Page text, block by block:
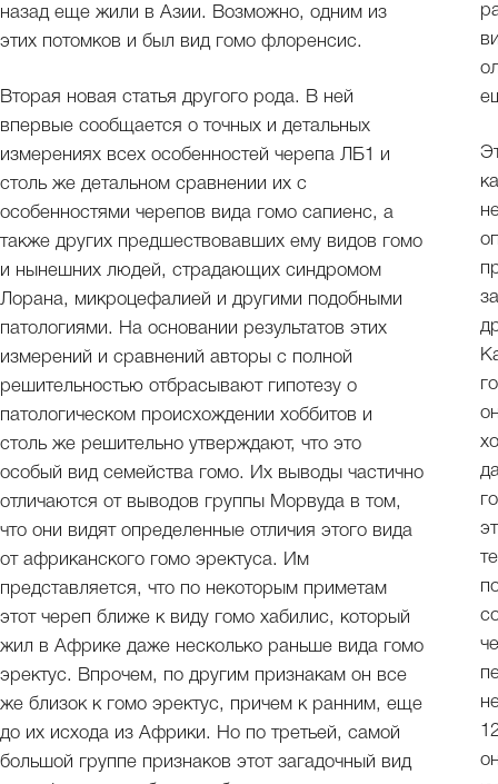
назад еще жили в Азии. Возможно, одним из
этих потомков и был вид гомо флоренсис.
Вторая новая статья другого рода. В ней
впервые сообщается о точных и детальных
измерениях всех особенностей черепа ЛБ1 и
столь же детальном сравнении их с
особенностями черепов вида гомо сапиенс, а
также других предшествовавших ему видов гомо
и нынешних людей, страдающих синдромом
Лорана, микроцефалией и другими подобными
патологиями. На основании результатов этих
измерений и сравнений авторы с полной
решительностью отбрасывают гипотезу о
патологическом происхождении хоббитов и
столь же решительно утверждают, что это
особый вид семейства гомо. Их выводы частично
отличаются от выводов группы Морвуда в том,
что они видят определенные отличия этого вида
от африканского гомо эректуса. Им
представляется, что по некоторым приметам
этот череп ближе к виду гомо хабилис, который
жил в Африке даже несколько раньше вида гомо
эректус. Впрочем, по другим признакам он все
же близок к гомо эректус, причем к ранним, еще
до их исхода из Африки. Но по третьей, самой
большой группе признаков этот загадочный вид